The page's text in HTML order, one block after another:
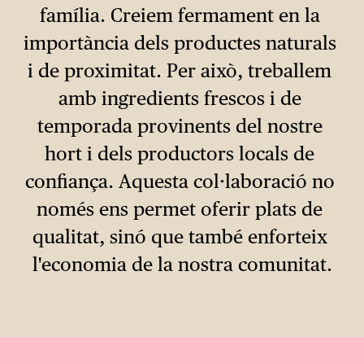
família. Creiem fermament en la
importància dels productes naturals
i de proximitat. Per això, treballem
amb ingredients frescos i de
temporada provinents del nostre
hort i dels productors locals de
confiança. Aquesta col·laboració no
només ens permet oferir plats de
qualitat, sinó que també enforteix
l'economia de la nostra comunitat.